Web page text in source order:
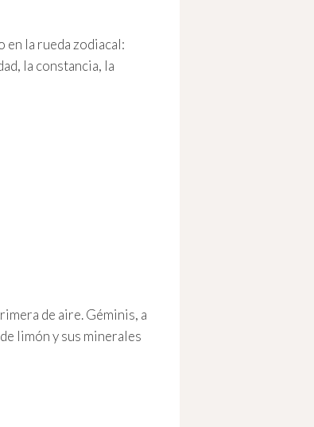
en la rueda zodiacal:
la constancia, la
de aire. Géminis, a
limón y sus minerales